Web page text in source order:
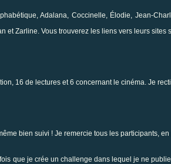
Adalana, Coccinelle, Élodie, Jean-
et Zarline. Vous trouverez les liens vers leurs sites
16 de lectures et 6 concernant le cinéma. Je
bien suivi ! Je remercie tous les participants,
que je crée un challenge dans lequel je ne